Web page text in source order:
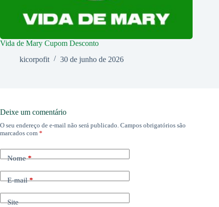
Vida de Mary Cupom Desconto
kicorpofit
30 de junho de 2026
Deixe um comentário
O seu endereço de e-mail não será publicado. Campos obrigatórios são
marcados com *
Nome*
E-mail*
Site